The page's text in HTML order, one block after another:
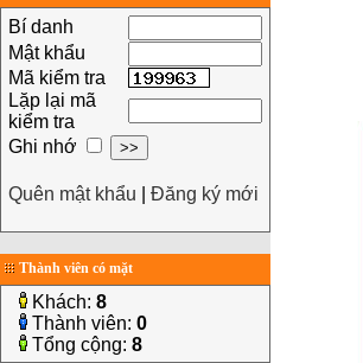
Bí danh
Mật khẩu
Mã kiểm tra
Lặp lại mã
kiểm tra
Ghi nhớ
Quên mật khẩu Đăng ký mới
Thành viên có mặt
Khách: 8
Thành viên: 0
Tổng cộng: 8